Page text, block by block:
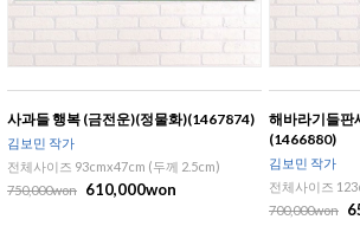
사과들 행복 (금전운)(정물화)(1467874)
김보민 작가
전체사이즈 93cmx47cm (두께 2.5cm)
750,000won
610,000won
해바라기들판
(1466880)
김보민 작가
전체사이즈
700,000won